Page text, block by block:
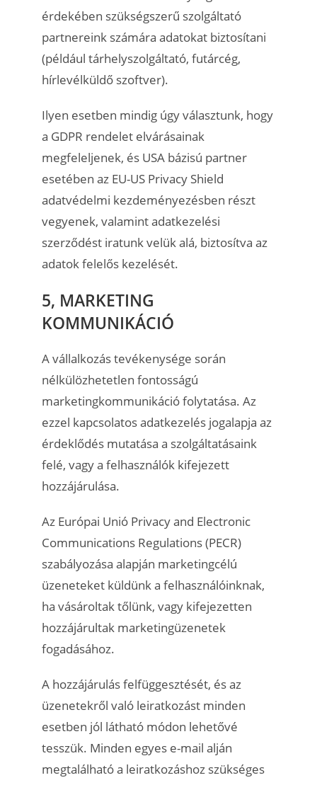
érdekében szükségszerű szolgáltató
partnereink számára adatokat biztosítani
(például tárhelyszolgáltató, futárcég,
hírlevélküldő szoftver).
Ilyen esetben mindig úgy választunk, hogy
a GDPR rendelet elvárásainak
megfeleljenek, és USA bázisú partner
esetében az EU-US Privacy Shield
adatvédelmi kezdeményezésben részt
vegyenek, valamint adatkezelési
szerződést iratunk velük alá, biztosítva az
adatok felelős kezelését.
5, MARKETING
KOMMUNIKÁCIÓ
A vállalkozás tevékenysége során
nélkülözhetetlen fontosságú
marketingkommunikáció folytatása. Az
ezzel kapcsolatos adatkezelés jogalapja az
érdeklődés mutatása a szolgáltatásaink
felé, vagy a felhasználók kifejezett
hozzájárulása.
Az Európai Unió Privacy and Electronic
Communications Regulations (PECR)
szabályozása alapján marketingcélú
üzeneteket küldünk a felhasználóinknak,
ha vásároltak tőlünk, vagy kifejezetten
hozzájárultak marketingüzenetek
fogadásához.
A hozzájárulás felfüggesztését, és az
üzenetekről való leiratkozást minden
esetben jól látható módon lehetővé
tesszük. Minden egyes e-mail alján
megtalálható a leiratkozáshoz szükséges